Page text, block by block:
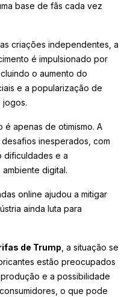
base de fãs cada vez
criações independentes, a
é impulsionado por
o aumento do
e a popularização de
é apenas de otimismo. A
inesperados, com
dificuldades e a
digital.
online ajudou a mitigar
ainda luta para
de Trump , a situação se
estão preocupados
e a possibilidade
o que pode